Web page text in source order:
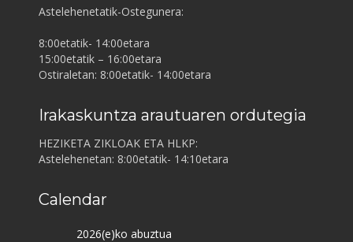
Astelehenetatik-Ostegunera:
8:00etatik- 14:00etara
15:00etatik – 16:00etara
Ostiraletan: 8:00etatik- 14:00etara
Irakaskuntza arautuaren ordutegia
HEZIKETA ZIKLOAK ETA HLKP:
Astelehenetan: 8:00etatik- 14:10etara
Calendar
2026(e)ko abuztua